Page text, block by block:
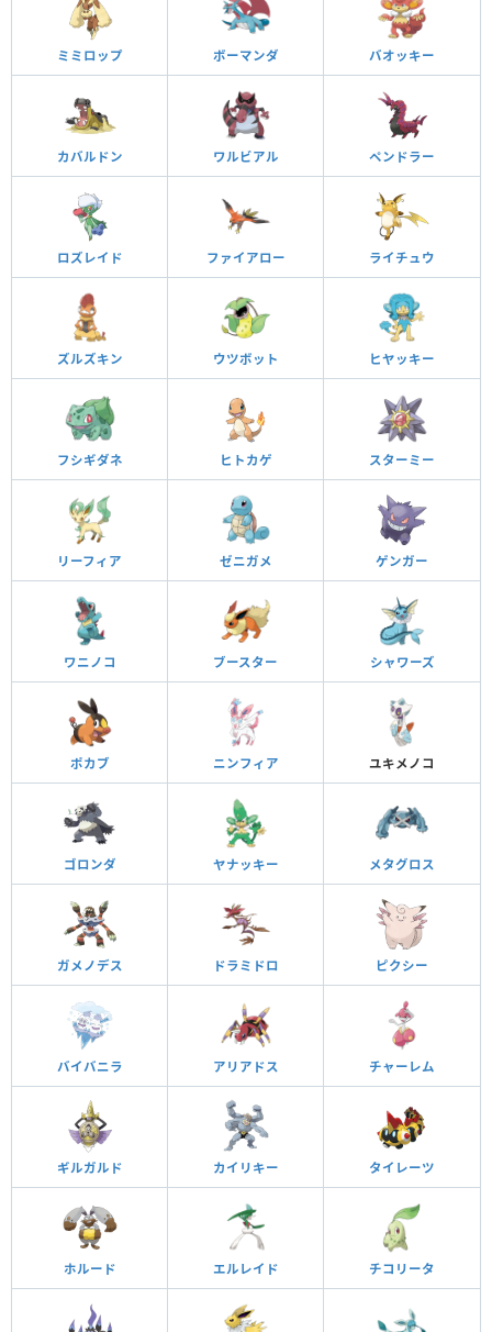
ミミロップ ボーマンダ バオッキー
カバルドン ワルビアル ペンドラー
ロズレイド ファイアロー ライチュウ
ズルズキン ウツボット ヒヤッキー
フシギダネ ヒトカゲ スターミー
リーフィア ゼニガメ ゲンガー
ワニノコ ブースター シャワーズ
ポカブ ニンフィア ユキメノコ
ゴロンダ ヤナッキー メタグロス
ガメノデス ドラミドロ ピクシー
バイバニラ アリアドス チャーレム
ギルガルド カイリキー タイレーツ
ホルード エルレイド チコリータ